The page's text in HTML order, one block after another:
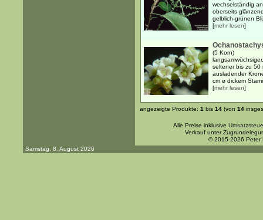
wechselständig
oberseits
gelblich-grünen
[mehr lesen]
(5 Korn)
seltener bis zu 50
ausladender
cm ø dickem
[mehr lesen]
angezeigte Produkte: 1 bis 14 (von 14
Alle Preise inklusive
Verkauf unter
© 2015-2026 Peter
Samstag, 8. August 2026